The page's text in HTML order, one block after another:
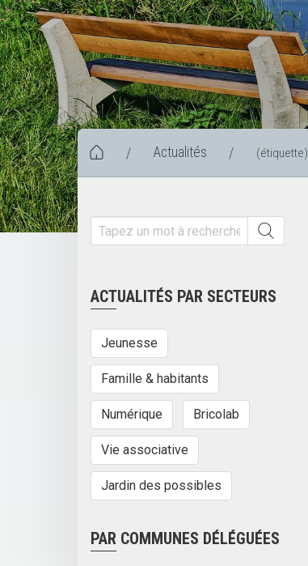
/ Actualités / (étiquette)
ACTUALITÉS PAR SECTEURS
Jeunesse
Famille & habitants
Numérique Bricolab
Vie associative
Jardin des possibles
PAR COMMUNES DÉLÉGUÉES